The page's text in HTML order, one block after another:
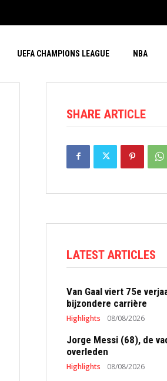
UEFA CHAMPIONS LEAGUE NBA
SHARE ARTICLE
LATEST ARTICLES
Van Gaal viert 75e
bijzondere carrière
Highlights 08/08/2026
Jorge Messi (68), de
overleden
Highlights 08/08/2026